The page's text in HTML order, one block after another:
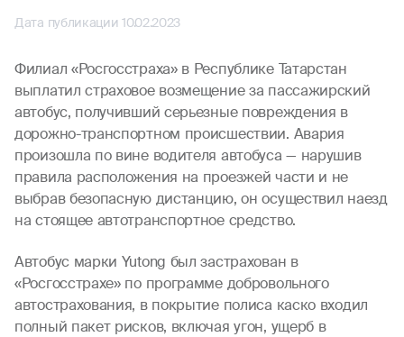
Дата публикации 10.02.2023
Филиал «Росгосстраха» в Республике Татарстан
выплатил страховое возмещение за пассажирский
автобус, получивший серьезные повреждения в
дорожно-транспортном происшествии. Авария
произошла по вине водителя автобуса — нарушив
правила расположения на проезжей части и не
выбрав безопасную дистанцию, он осуществил наезд
на стоящее автотранспортное средство.
Автобус марки Yutong был застрахован в
«Росгосстрахе» по программе добровольного
автострахования, в покрытие полиса каско входил
полный пакет рисков, включая угон, ущерб в